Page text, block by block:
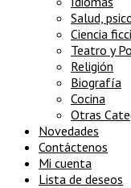
Salud,
Ciencia
Teatro y
Religión
Biografía
Cocina
Otras
Novedades
Contáctenos
Mi cuenta
Lista de deseos